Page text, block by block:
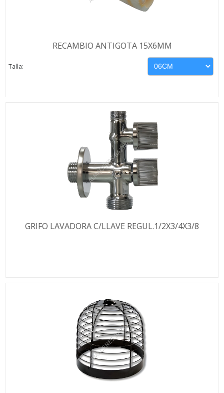
RECAMBIO ANTIGOTA 15X6MM
Talla:
GRIFO LAVADORA C/LLAVE REGUL.1/2X3/4X3/8